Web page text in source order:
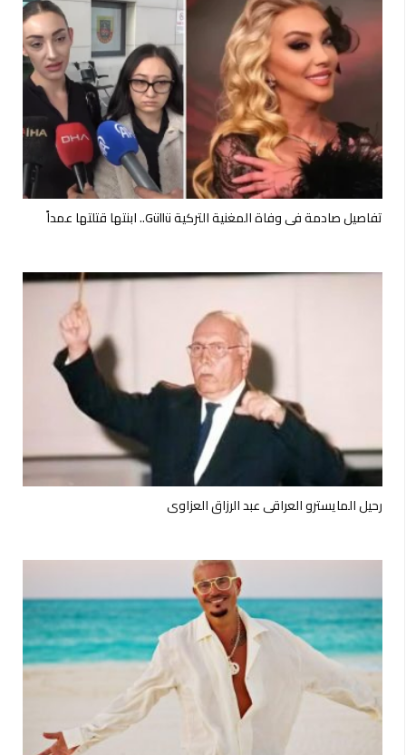
تفاصيل صادمة في وفاة المغنية التركية Güllü.. ابنتها قتلتها عمداً
رحيل المايسترو العراقي عبد الرزاق العزاوي